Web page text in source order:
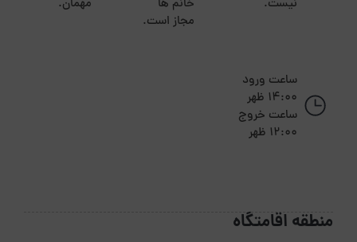
نیست.
خانم ها
مجاز است.
مهمان.
ساعت ورود
14:00 ظهر
ساعت خروج
12:00 ظهر
منطقه اقامتگاه